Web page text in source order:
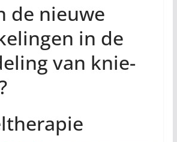
de nieuwe
in de
van knie-